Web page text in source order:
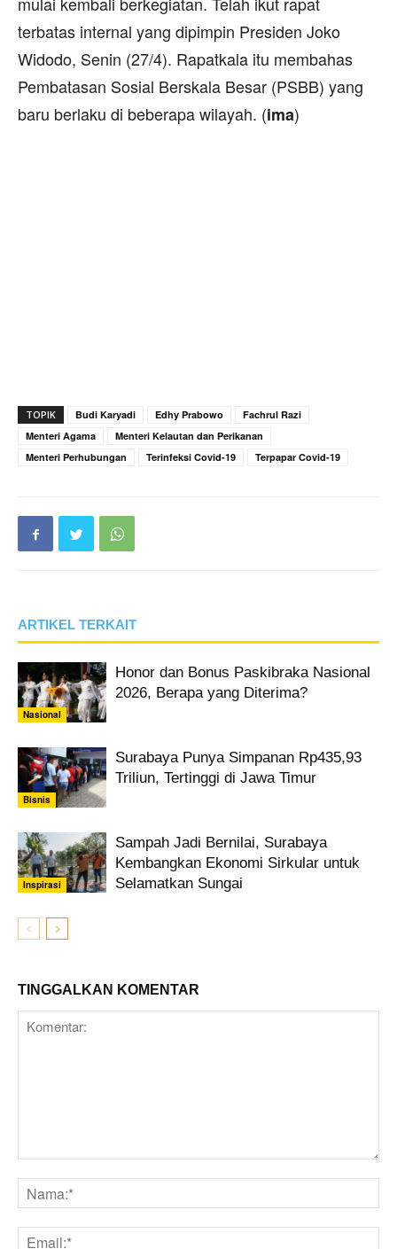
terbatas internal yang dipimpin Presiden Joko
Widodo, Senin (27/4). Rapatkala itu membahas
Pembatasan Sosial Berskala Besar (PSBB) yang
baru berlaku di beberapa wilayah. (ima)
TOPIK Budi Karyadi Edhy Prabowo
Fachrul Razi
Menteri Agama
Menteri Kelautan dan Perikanan
Menteri Perhubungan
Terinfeksi Covid-19 Terpapar Covid-19
ARTIKEL TERKAIT
Nasional
Honor dan Bonus Paskibraka Nasional
2026, Berapa yang Diterima?
Bisnis
Surabaya Punya Simpanan Rp435,93
Triliun, Tertinggi di Jawa Timur
Inspirasi
Sampah Jadi Bernilai, Surabaya
Kembangkan Ekonomi Sirkular untuk
Selamatkan Sungai
TINGGALKAN KOMENTAR